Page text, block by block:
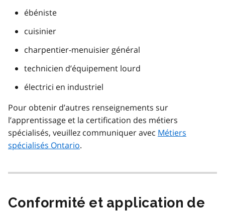
ébéniste
cuisinier
charpentier-menuisier général
technicien d’équipement lourd
électrici en industriel
Pour obtenir d’autres renseignements sur
l’apprentissage et la certification des métiers
spécialisés, veuillez communiquer avec Métiers
spécialisés Ontario.
Conformité et application de